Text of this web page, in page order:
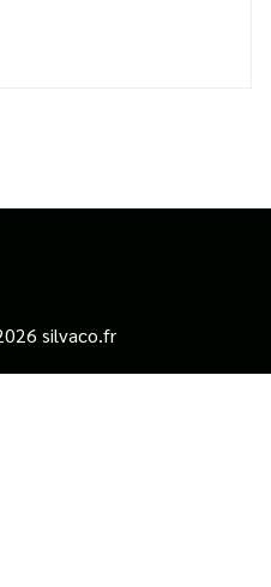
silvaco.fr